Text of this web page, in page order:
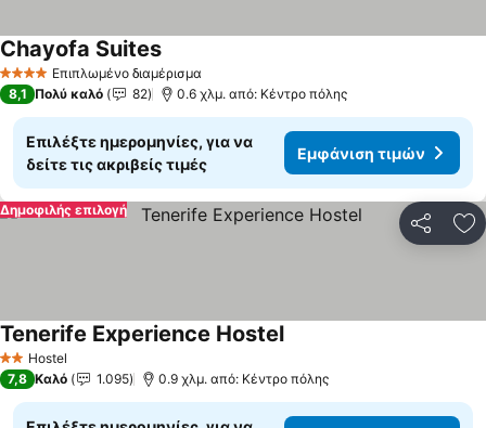
4 ΑστέριαΕπιπλωμένο διαμέρισμα
Chayofa Suites
8,1 Πολύ καλό 82 0.6 χλμ. από: Κέντρο πόλης
Επιλέξτε ημερομηνίες, για να
δείτε τις ακριβείς τιμές
Εμφάνιση τιμών
Δημοφιλής επιλογή
2 Αστέρια
Hostel
Tenerife Experience Hostel
7,8 Καλό 1.095 0.9 χλμ. από: Κέντρο πόλης